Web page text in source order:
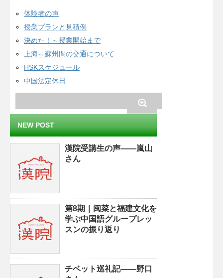
体験者の声
授業プランと見積例
決めた！～授業開始まで
上海⇔蘇州間の交通について
HSKスケジュール
中国法定休日
NEW POST
漢院受講生の声——嵐山
さん
第8期｜闽菜と福建文化を
学ぶ中国語グループレッ
スンの振り返り
チベット巡礼記——野口